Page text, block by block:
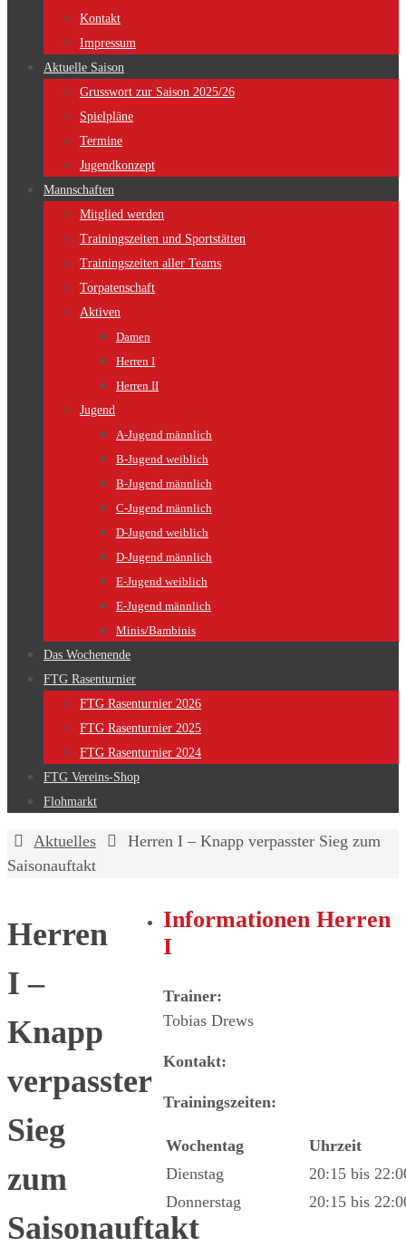
Kontakt
Impressum
Aktuelle Saison
Grusswort zur Saison 2025/26
Spielpläne
Termine
Jugendkonzept
Mannschaften
Mitglied werden
Trainingszeiten und Sportstätten
Trainingszeiten aller Teams
Torpatenschaft
Aktiven
Damen
Herren I
Herren II
Jugend
A-Jugend männlich
B-Jugend weiblich
B-Jugend männlich
C-Jugend männlich
D-Jugend weiblich
D-Jugend männlich
E-Jugend weiblich
E-Jugend männlich
Minis/Bambinis
Das Wochenende
FTG Rasenturnier
FTG Rasenturnier 2026
FTG Rasenturnier 2025
FTG Rasenturnier 2024
FTG Vereins-Shop
Flohmarkt
HomeAktuelles
Herren I – Knapp verpasster Sieg zum
Saisonauftakt
Herren
I –
Knapp
verpasster
Sieg
zum
Saisonauftakt
Informationen Herren
I
Trainer:
Tobias Drews
Kontakt:
Trainingszeiten:
Wochentag
Uhrzeit
Dienstag
20:15 bis
Donnerstag
20:15 bis